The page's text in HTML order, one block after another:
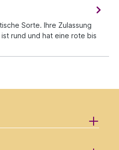
Sorte. Ihre Zulassung
rund und hat eine rote bis